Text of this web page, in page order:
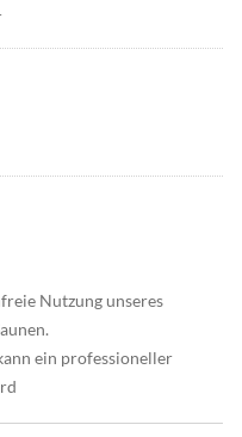
Nutzung unseres
ein professioneller